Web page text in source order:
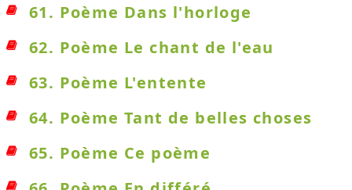
61. Poème Dans l'horloge
62. Poème Le chant de l'eau
63. Poème L'entente
64. Poème Tant de belles choses
65. Poème Ce poème